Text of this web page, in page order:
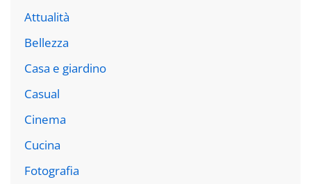
Attualità
Bellezza
Casa e giardino
Casual
Cinema
Cucina
Fotografia